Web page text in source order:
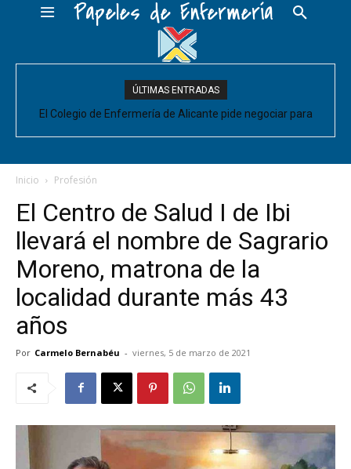
Papeles de Enfermería
ÚLTIMAS ENTRADAS
El Colegio de Enfermería de Alicante pide negociar para
y CESM-CV
Inicio Profesión
El Centro de Salud I de Ibi
llevará el nombre de Sagrario
Moreno, matrona de la
localidad durante más 43
años
Por Carmelo Bernabéu - viernes, 5 de marzo de 2021